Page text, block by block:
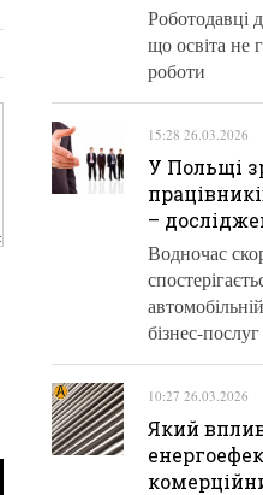
Роботодавці
що освіта не
роботи
15:28 26.03.2026
У Польщі
–
Водночас
бізнес-послуг
10:27 26.03.2026
Який